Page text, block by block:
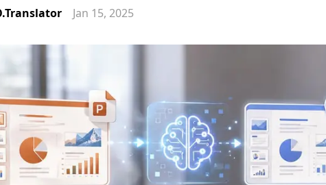
Jan 15, 2025